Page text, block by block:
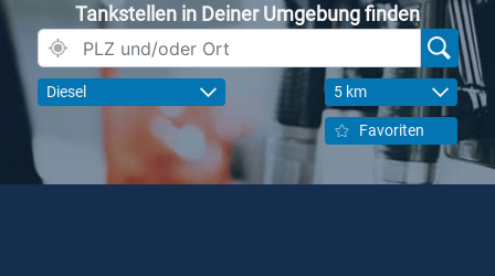
Tankstellen in Deiner Umgebung finden
Diesel 5 km
Favoriten